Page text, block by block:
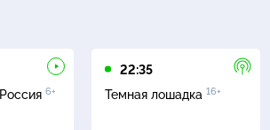
6+
22:35
Темная лошадка 16+